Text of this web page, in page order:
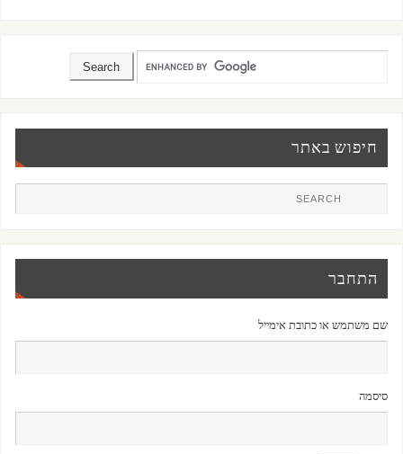
חיפוש באתר
התחבר
שם משתמש או כתובת אימייל
סיסמה